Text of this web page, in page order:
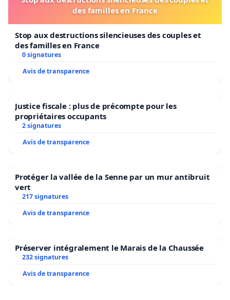
des familles en France
Stop aux destructions silencieuses des couples et
des familles en France
0 signatures
Avis de transparence
Justice fiscale : plus de précompte pour les
propriétaires occupants
2 signatures
Avis de transparence
Protéger la vallée de la Senne par un mur antibruit
vert
217 signatures
Avis de transparence
Préserver intégralement le Marais de la Chaussée
232 signatures
Avis de transparence